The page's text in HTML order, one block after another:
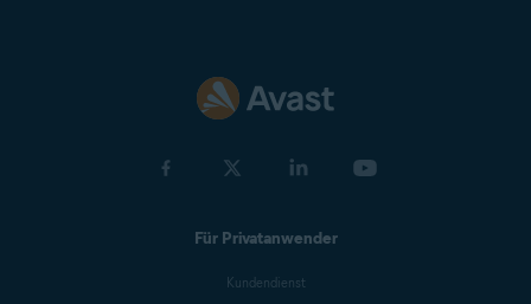
Für Privatanwender
Kundendienst